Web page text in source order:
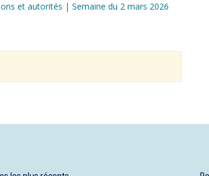
et autorités | Semaine du 2 mars 2026